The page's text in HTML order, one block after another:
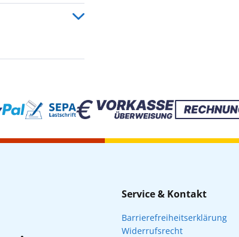
Service & Kontakt
Barrierefreiheitserklärung
Widerrufsrecht